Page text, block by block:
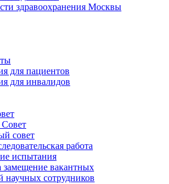
здравоохранения Москвы
для пациентов
для инвалидов
совет
работа
испытания
замещение вакантных
научных сотрудников